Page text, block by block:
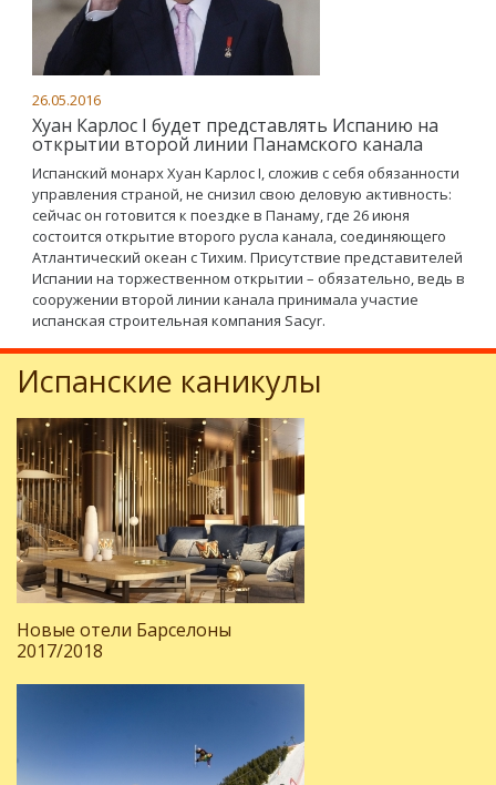
26.05.2016
Хуан Карлос I будет представлять Испанию на
открытии второй линии Панамского канала
Испанский монарх Хуан Карлос I, сложив с себя обязанности
управления страной, не снизил свою деловую активность:
сейчас он готовится к поездке в Панаму, где 26 июня
состоится открытие второго русла канала, соединяющего
Атлантический океан с Тихим. Присутствие представителей
Испании на торжественном открытии – обязательно, ведь в
сооружении второй линии канала принимала участие
испанская строительная компания Sacyr.
Испанские каникулы
Новые отели Барселоны
2017/2018